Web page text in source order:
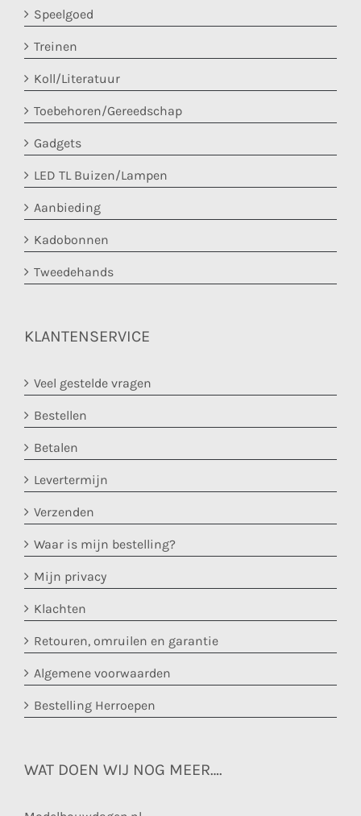
Speelgoed
Treinen
Koll/Literatuur
Toebehoren/Gereedschap
Gadgets
LED TL Buizen/Lampen
Aanbieding
Kadobonnen
Tweedehands
KLANTENSERVICE
Veel gestelde vragen
Bestellen
Betalen
Levertermijn
Verzenden
Waar is mijn bestelling?
Mijn privacy
Klachten
Retouren, omruilen en garantie
Algemene voorwaarden
Bestelling Herroepen
WAT DOEN WIJ NOG MEER….